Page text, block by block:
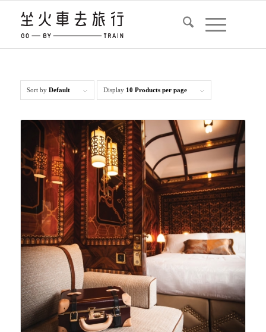
Sort by Default Display 10 Products per page